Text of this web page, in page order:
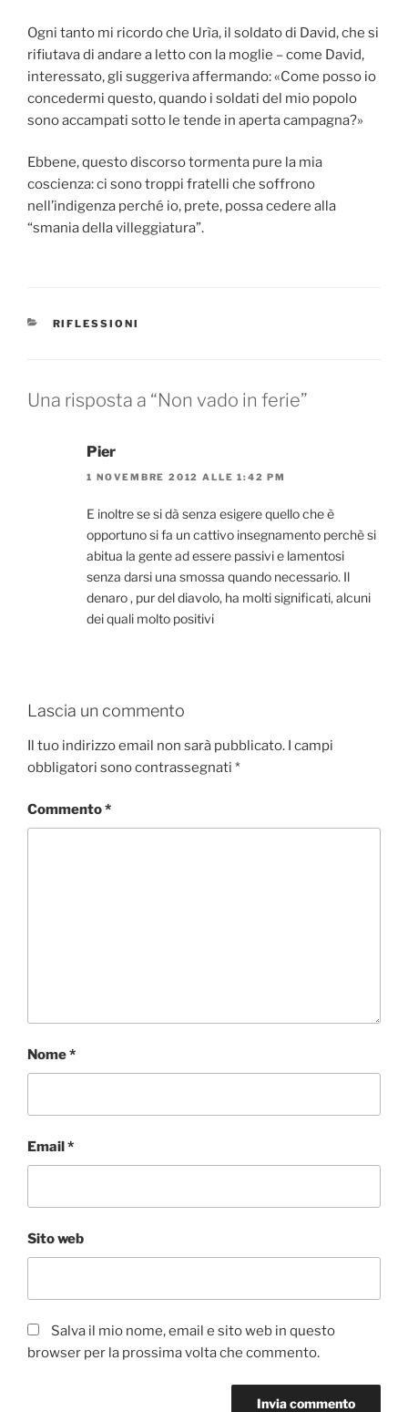
Ogni tanto mi ricordo che Urìa, il soldato di David, che si
rifiutava di andare a letto con la moglie – come David,
interessato, gli suggeriva affermando: «Come posso io
concedermi questo, quando i soldati del mio popolo
sono accampati sotto le tende in aperta campagna?»
Ebbene, questo discorso tormenta pure la mia
coscienza: ci sono troppi fratelli che soffrono
nell’indigenza perché io, prete, possa cedere alla
“smania della villeggiatura”.
CATEGORIE
RIFLESSIONI
Una risposta a “Non vado in ferie”
Pier
1 NOVEMBRE 2012 ALLE 1:42 PM
E inoltre se si dà senza esigere quello che è
opportuno si fa un cattivo insegnamento perchè si
abitua la gente ad essere passivi e lamentosi
senza darsi una smossa quando necessario. Il
denaro , pur del diavolo, ha molti significati, alcuni
dei quali molto positivi
Lascia un commento
Il tuo indirizzo email non sarà pubblicato. I campi
obbligatori sono contrassegnati *
Commento*
Nome*
Email*
Sito web
Salva il mio nome, email e sito web in questo
browser per la prossima volta che commento.